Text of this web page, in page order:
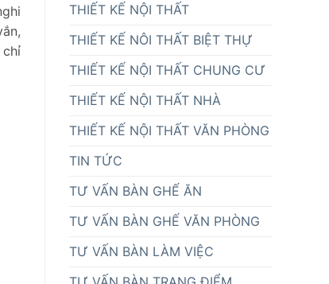
THIẾT KẾ NỘI THẤT
THIẾT KẾ NÔI THẤT BIỆT THỰ
THIẾT KẾ NỘI THẤT CHUNG CƯ
THIẾT KẾ NỘI THẤT NHÀ
THIẾT KẾ NỘI THẤT VĂN PHÒNG
TIN TỨC
TƯ VẤN BÀN GHẾ ĂN
TƯ VẤN BÀN GHẾ VĂN PHÒNG
TƯ VẤN BÀN LÀM VIỆC
chỉ